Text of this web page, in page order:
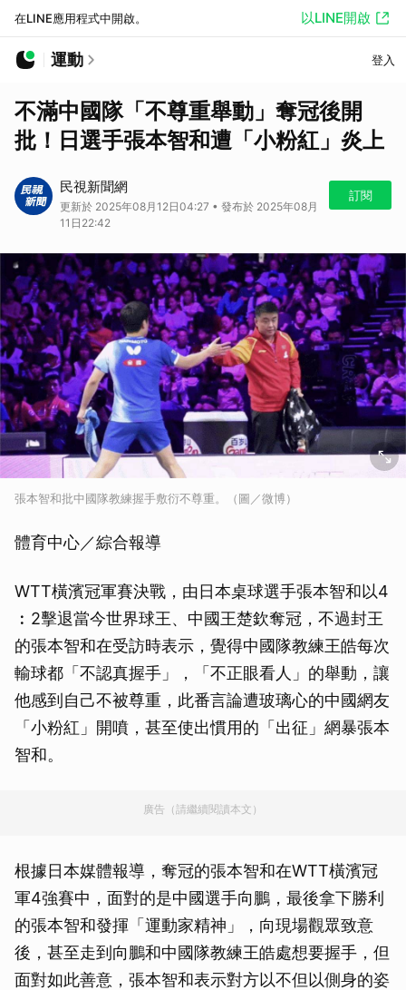
在LINE應用程式中開啟。 以LINE開啟
運動 登入
不滿中國隊「不尊重舉動」奪冠後開
批！日選手張本智和遭「小粉紅」炎上
民視新聞網
更新於 2025年08月12日04:27 • 發布於 2025年08月
11日22:42
訂閱
張本智和批中國隊教練握手敷衍不尊重。（圖／微博）
體育中心／綜合報導
WTT橫濱冠軍賽決戰，由日本桌球選手張本智和以4
︰2擊退當今世界球王、中國王楚欽奪冠，不過封王
的張本智和在受訪時表示，覺得中國隊教練王皓每次
輸球都「不認真握手」，「不正眼看人」的舉動，讓
他感到自己不被尊重，此番言論遭玻璃心的中國網友
「小粉紅」開噴，甚至使出慣用的「出征」網暴張本
智和。
廣告（請繼續閱讀本文）
根據日本媒體報導，奪冠的張本智和在WTT橫濱冠
軍4強賽中，面對的是中國選手向鵬，最後拿下勝利
的張本智和發揮「運動家精神」，向現場觀眾致意
後，甚至走到向鵬和中國隊教練王皓處想要握手，但
面對如此善意，張本智和表示對方以不但以側身的姿